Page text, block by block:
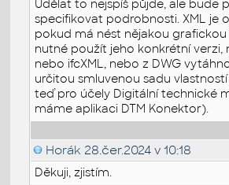
Udělat to nejspíš půjde, ale bude
specifikovat podrobnosti. XML je
pokud má nést nějakou grafickou
nutné použít jeho konkrétní verzi,
nebo ifcXML, nebo z DWG
určitou smluvenou sadu
teď pro účely Digitální technické
máme aplikaci DTM Konektor).
Horák 28.čer.2024 v 10:18
Děkuji, zjistím.